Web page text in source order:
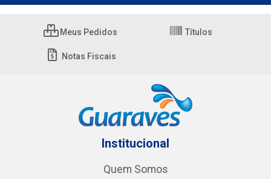
Meus Pedidos Títulos
Notas Fiscais
Institucional
Quem Somos